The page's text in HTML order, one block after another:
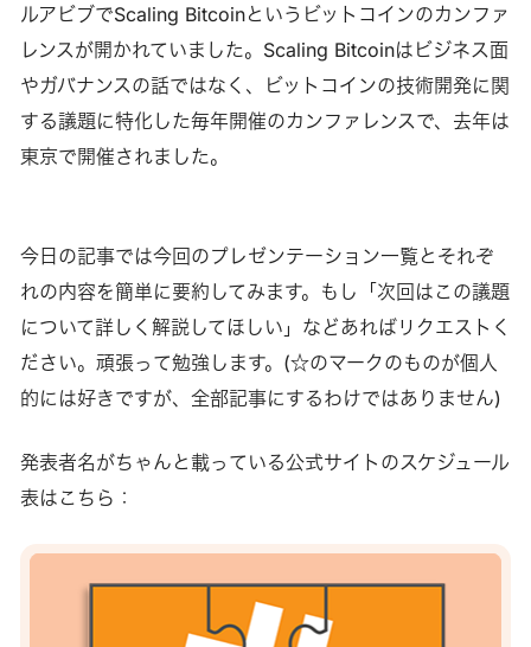
ルアビブでScaling Bitcoinというビットコインのカンファ
レンスが開かれていました。Scaling Bitcoinはビジネス面
やガバナンスの話ではなく、ビットコインの技術開発に関
する議題に特化した毎年開催のカンファレンスで、去年は
東京で開催されました。
今日の記事では今回のプレゼンテーション一覧とそれぞ
れの内容を簡単に要約してみます。もし「次回はこの議題
について詳しく解説してほしい」などあればリクエストく
ださい。頑張って勉強します。(☆のマークのものが個人
的には好きですが、全部記事にするわけではありません)
発表者名がちゃんと載っている公式サイトのスケジュール
表はこちら：